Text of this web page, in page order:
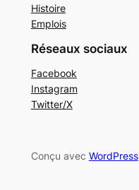
Histoire
Emplois
Réseaux sociaux
Facebook
Instagram
Twitter/X
Conçu avec WordPress